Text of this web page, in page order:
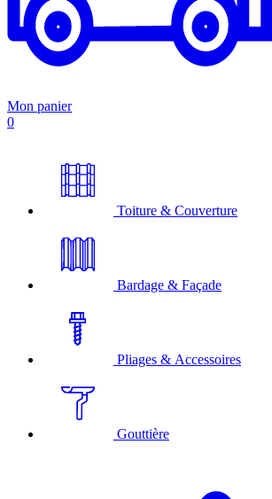
Mon panier
0
Toiture & Couverture
Bardage & Façade
Pliages & Accessoires
Gouttière